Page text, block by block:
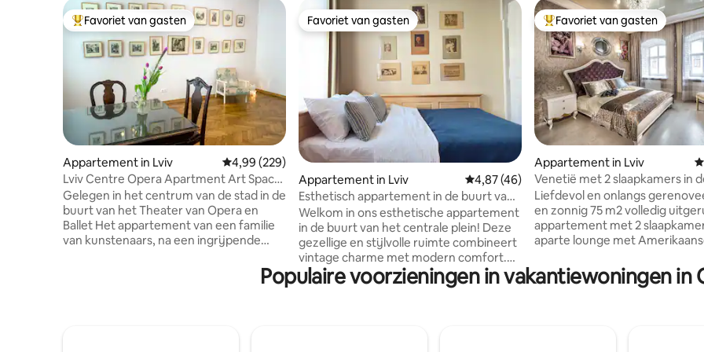
Topfavoriet van gasten
Favoriet van gasten
Appartement in Lviv Gemiddelde beoordeling van 4,99 uit 5, 229 recensies
4,99 (229)
Lviv Centre Opera Apartment Art Space
for 1-3 75m2
Gelegen in het centrum van de stad in de
buurt van het Theater van Opera en
Ballet Het appartement van een familie
van kunstenaars, na een ingrijpende
². Ik nodig je uit om tijd door te brengen
in een buitengewone creatieve sfeer. In
Favoriet van gasten
Favoriet van gasten
Appartement in Lviv Gemiddelde beoordeling van 4,87 uit 5, 46
4,87 (46)
Esthetisch appartement in de buurt van
Main Sq.
Welkom in ons esthetische appartement
in de buurt van het centrale plein! Deze
gezellige en stijlvolle ruimte combineert
vintage charme met modern comfort.
Hoge plafonds, grote ramen en warme
houten details zorgen voor een unieke
Topfavoriet van gasten
Favoriet van gasten
Appartement in Lviv
Venetië met 2 slaapkamers in
stad, Br.Rohatyntsiv 49
Liefdevol en onlangs
en zonnig 75 m2 volledig
appartement met 2
aparte lounge met
appartement is rustig, en is
gezellige buurt, naast de
minuten lopen van het
Populaire voorzieningen in vakantiewoningen in